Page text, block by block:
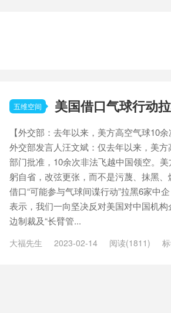
五维空间 美国借口气球行动
【外交部：去年以来，美方高空气球10
外交部发言人汪文斌：仅去年以来，美
部门批准，10余次非法飞越中国领空。
躬自省，改弦更张，而不是污蔑、抹黑
借口“可能参与气球间谍行动”拉黑6家中
表示，我们一向坚决反对美国对中国机
边制裁及“长臂管...
大福先生 2023-02-14 阅读(1811)